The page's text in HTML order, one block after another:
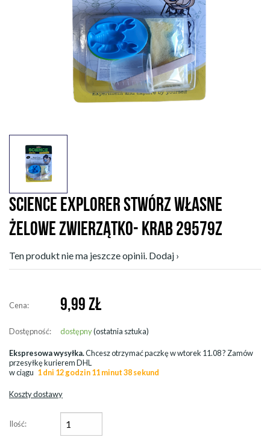
SCIENCE EXPLORER STWÓRZ WŁASNE
ŻELOWE ZWIERZĄTKO- KRAB 29579Z
Ten produkt nie ma jeszcze opinii. Dodaj ›
Cena: 9,99 ZŁ
Dostępność: dostępny(ostatnia sztuka)
Ekspresowa wysyłka.Chcesz otrzymać paczkę wwtorek 11.08? Zamów
przesyłkę kurierem DHL
w ciągu 1 dni 12 godzin 11 minut 36 sekund
Koszty dostawy
Ilość: